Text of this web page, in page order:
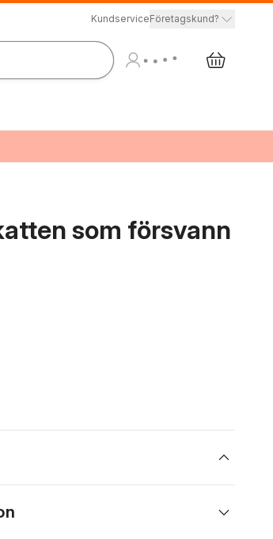
KundserviceFöretagskund?
som försvann